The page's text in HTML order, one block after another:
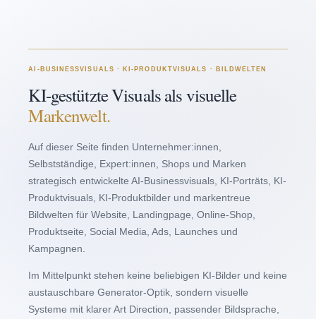
AI-BUSINESSVISUALS · KI-PRODUKTVISUALS · BILDWELTEN
KI-gestützte Visuals als visuelle
Markenwelt.
Auf dieser Seite finden Unternehmer:innen,
Selbstständige, Expert:innen, Shops und Marken
strategisch entwickelte AI-Businessvisuals, KI-Porträts, KI-
Produktvisuals, KI-Produktbilder und markentreue
Bildwelten für Website, Landingpage, Online-Shop,
Produktseite, Social Media, Ads, Launches und
Kampagnen.
Im Mittelpunkt stehen keine beliebigen KI-Bilder und keine
austauschbare Generator-Optik, sondern visuelle
Systeme mit klarer Art Direction, passender Bildsprache,